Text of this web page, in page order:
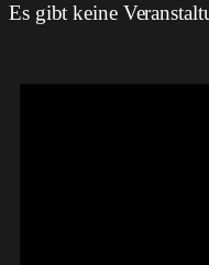
Es gibt keine